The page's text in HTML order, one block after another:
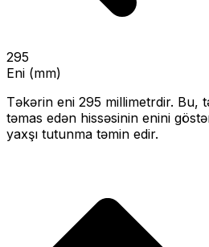
295
Eni (mm)
Təkərin eni 295 millimetrdir. Bu,
təmas edən hissəsinin enini
yaxşı tutunma təmin edir.